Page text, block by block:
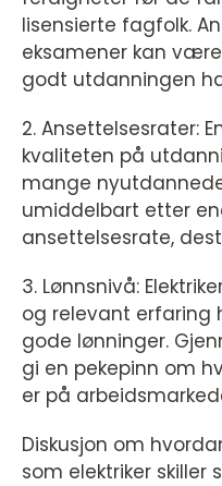
lisensierte fagfolk.
eksamener kan
godt utdanningen
2. Ansettelsesrater:
kvaliteten på
mange
umiddelbart etter
ansettelsesrate,
3. Lønnsnivå:
og relevant erfaring
gode lønninger.
gi en pekepinn om
er på
Diskusjon om
som elektriker skiller